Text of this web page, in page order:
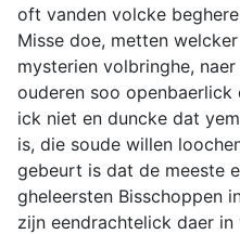
oft vanden volcke
Misse doe, metten
mysterien volbringhe,
ouderen soo
ick niet en duncke dat
is, die soude willen
gebeurt is dat de meeste
gheleersten Bisschoppen
zijn eendrachtelick daer